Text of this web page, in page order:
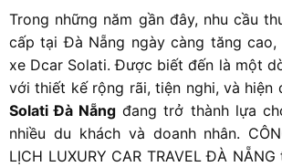
Trong những năm gần đây, nhu cầu
cấp tại Đà Nẵng ngày càng tăng
xe Dcar Solati. Được biết đến là một
với thiết kế rộng rãi, tiện nghi, và hiện
Solati Đà Nẵng đang trở thành lựa
nhiều du khách và doanh nhân.
LỊCH LUXURY CAR TRAVEL ĐÀ